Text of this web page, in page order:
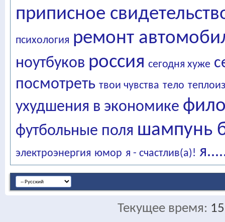
приписное
психология ремонт
ноутбуков россия сегодня хуже
посмотреть твои чувства тело
ухудшения в экономике
футбольные поля шампунь
электроэнергия юмор я - счастлив(а)!
Текущее время: